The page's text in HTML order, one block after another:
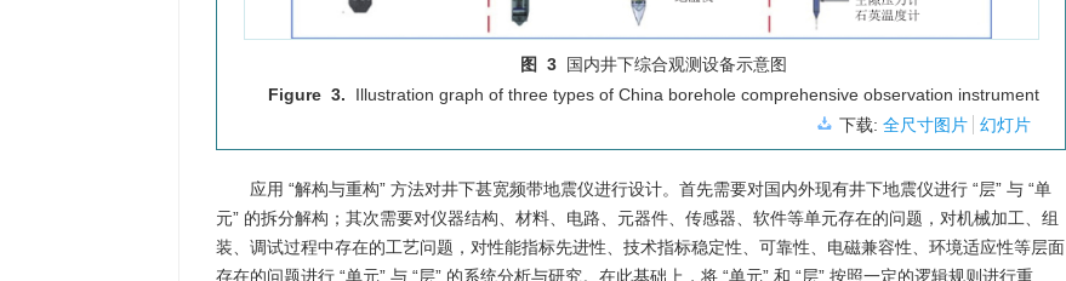
图 3 国内井下综合观测设备示意图
Figure 3.
Illustration graph of three types of China borehole comprehensive observation instrument
下载:全尺寸图片 幻灯片
应用 “解构与重构” 方法对井下甚宽频带地震仪进行设计。首先需要对国内外现有井下地震仪进行 “层” 与 “单
元” 的拆分解构；其次需要对仪器结构、材料、电路、元器件、传感器、软件等单元存在的问题，对机械加工、组
装、调试过程中存在的工艺问题，对性能指标先进性、技术指标稳定性、可靠性、电磁兼容性、环境适应性等层面
存在的问题进行 “单元” 与 “层” 的系统分析与研究。在此基础上，将 “单元” 和 “层” 按照一定的逻辑规则进行重